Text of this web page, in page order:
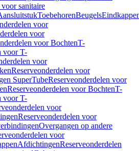
sanitaire
ToebehorenBeugels
voor
voor
voor BochtenT-
voor T-
voor
Reserveonderdelen voor
SuperTubeReserveonderdelen voor
Reserveonderdelen voor BochtenT-
voor T-
voor
Reserveonderdelen voor
Overgangen op andere
voor
AfdichtingenReserveonderdelen